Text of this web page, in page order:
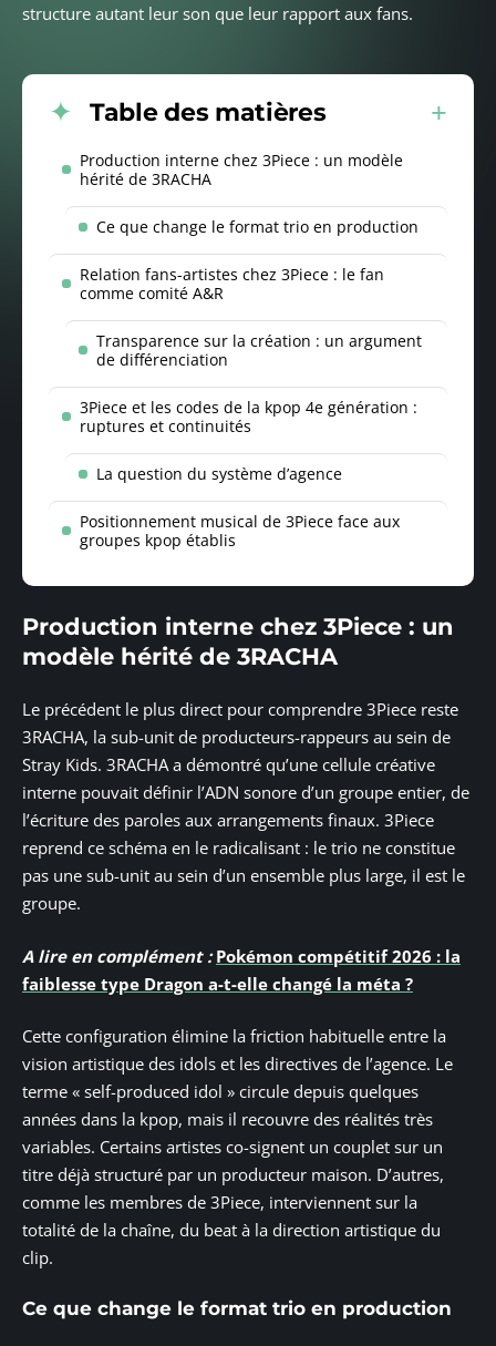
structure autant leur son que leur rapport aux fans.
Table des matières
Production interne chez 3Piece : un modèle
hérité de 3RACHA
Ce que change le format trio en production
Relation fans-artistes chez 3Piece : le fan
comme comité A&R
Transparence sur la création : un argument
de différenciation
3Piece et les codes de la kpop 4e génération :
ruptures et continuités
La question du système d’agence
Positionnement musical de 3Piece face aux
groupes kpop établis
Production interne chez 3Piece : un
modèle hérité de 3RACHA
Le précédent le plus direct pour comprendre 3Piece reste
3RACHA, la sub-unit de producteurs-rappeurs au sein de
Stray Kids. 3RACHA a démontré qu’une cellule créative
interne pouvait définir l’ADN sonore d’un groupe entier, de
l’écriture des paroles aux arrangements finaux. 3Piece
reprend ce schéma en le radicalisant : le trio ne constitue
pas une sub-unit au sein d’un ensemble plus large, il est le
groupe.
A lire en complément : Pokémon compétitif 2026 : la
faiblesse type Dragon a-t-elle changé la méta ?
Cette configuration élimine la friction habituelle entre la
vision artistique des idols et les directives de l’agence. Le
terme « self-produced idol » circule depuis quelques
années dans la kpop, mais il recouvre des réalités très
variables. Certains artistes co-signent un couplet sur un
titre déjà structuré par un producteur maison. D’autres,
comme les membres de 3Piece, interviennent sur la
totalité de la chaîne, du beat à la direction artistique du
clip.
Ce que change le format trio en production